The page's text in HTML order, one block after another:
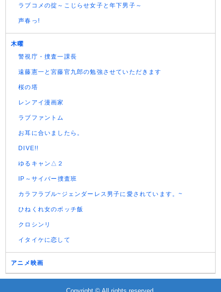
ラブコメの掟～こじらせ女子と年下男子～
声春っ!
木曜
警視庁・捜査一課長
遠藤憲一と宮藤官九郎の勉強させていただきます
桜の塔
レンアイ漫画家
ラブファントム
お耳に合いましたら。
DIVE!!
ゆるキャン△２
IP～サイバー捜査班
カラフラブル~ジェンダーレス男子に愛されています。~
ひねくれ女のボッチ飯
クロシンリ
イタイケに恋して
アニメ映画